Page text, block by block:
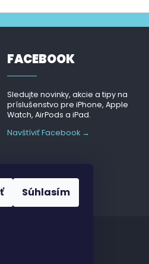
Súhlasím
FACEBOOK
Sledujte novinky, akcie a tipy na
príslušenstvo pre iPhone, Apple
Watch, AirPods a iPad.
Navštíviť Facebook →